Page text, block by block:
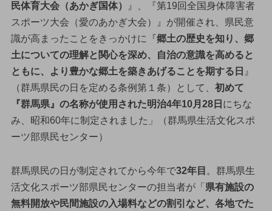
民体育大会（あかぎ国体）
』、『第19回全国身体障害者
スポーツ大会（愛のあかぎ大会）』が開催され、県民意
識が高まったことをきっかけに『郷土の歴史を知り、郷
土についての理解と関心を深め、自治の意識を高めると
ともに、より豊かな郷土を築きあげることを期する日 』
（群馬県民の日を定める条例第１条）として、 初めて
『群馬県』の名称が使用された明治4年10月28日 にちな
み、昭和60年に制定されました」（群馬県生活文化スポ
ーツ部県民センター）
群馬県民の日が制定されてから今年で32年目 。群馬県生
活文化スポーツ部県民センターの担当者が「 県有施設の
無料開放や民間施設の入場料などの割引など、各地でた